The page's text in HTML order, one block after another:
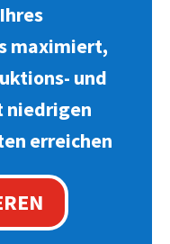
maximiert,
und
niedrigen
erreichen